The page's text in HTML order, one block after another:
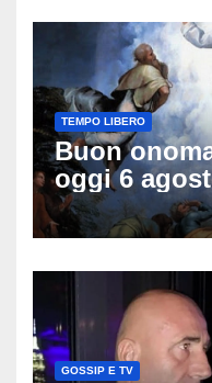
TEMPO LIBERO
Buon
oggi 6
di auguri
GOSSIP E TV